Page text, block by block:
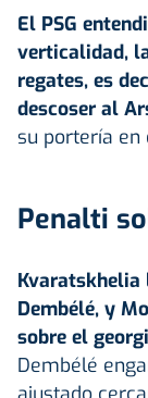
El PSG
verticalidad,
regates, es
descoser al
su portería en
Penalti
Kvaratskhelia
Dembélé, y
sobre el
Dembélé